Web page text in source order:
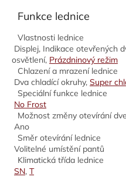
Funkce lednice
Vlastnosti lednice
Displej, Indikace otevřených
osvětlení, Prázdninový režim
Chlazení a mrazení lednice
Dva chladící okruhy, Super
Speciální funkce lednice
No Frost
Možnost změny otevírání
Ano
Směr otevírání lednice
Volitelné umístění pantů
Klimatická třída lednice
SN, T